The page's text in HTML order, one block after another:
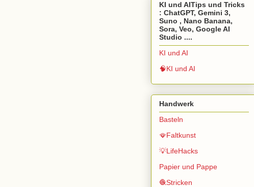
KI und AITips und Tricks
: ChatGPT, Gemini 3,
Suno , Nano Banana,
Sora, Veo, Google AI
Studio ....
KI und AI
🧠KI und AI
Handwerk
Basteln
🪭Faltkunst
💡LifeHacks
Papier und Pappe
🧶Stricken